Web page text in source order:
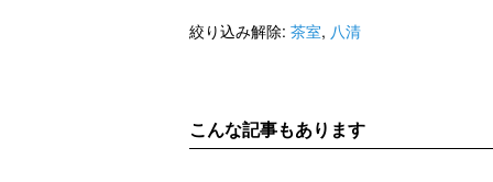
絞り込み解除: 茶室, 八清
こんな記事もあります